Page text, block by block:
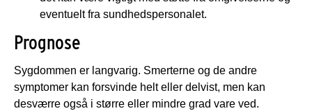
eventuelt fra sundhedspersonalet.
Prognose
Sygdommen er langvarig. Smerterne og de andre
symptomer kan forsvinde helt eller delvist, men kan
desværre også i større eller mindre grad vare ved.